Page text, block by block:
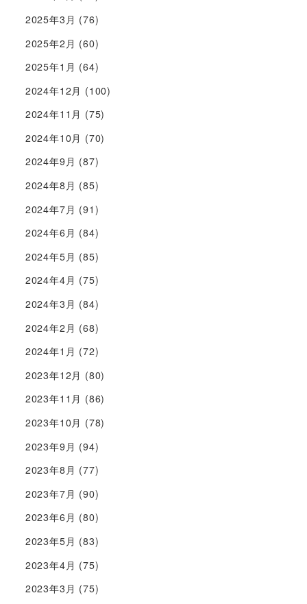
2025年3月 (76)
2025年2月 (60)
2025年1月 (64)
2024年12月 (100)
2024年11月 (75)
2024年10月 (70)
2024年9月 (87)
2024年8月 (85)
2024年7月 (91)
2024年6月 (84)
2024年5月 (85)
2024年4月 (75)
2024年3月 (84)
2024年2月 (68)
2024年1月 (72)
2023年12月 (80)
2023年11月 (86)
2023年10月 (78)
2023年9月 (94)
2023年8月 (77)
2023年7月 (90)
2023年6月 (80)
2023年5月 (83)
2023年4月 (75)
2023年3月 (75)